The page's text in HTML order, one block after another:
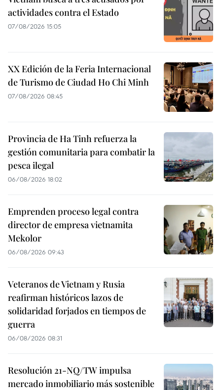
actividades contra el Estado
07/08/2026 15:05
XX Edición de la Feria Internacional
de Turismo de Ciudad Ho Chi Minh
07/08/2026 08:45
Provincia de Ha Tinh refuerza la
gestión comunitaria para combatir la
pesca ilegal
06/08/2026 18:02
Emprenden proceso legal contra
director de empresa vietnamita
Mekolor
06/08/2026 09:43
Veteranos de Vietnam y Rusia
reafirman históricos lazos de
solidaridad forjados en tiempos de
guerra
06/08/2026 08:31
Resolución 21-NQ/TW impulsa
mercado inmobiliario más sostenible